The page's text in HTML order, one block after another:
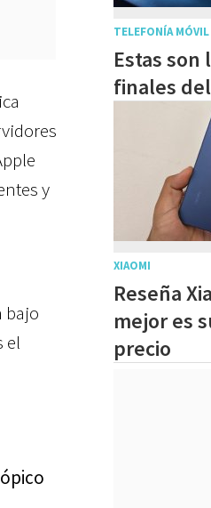
y
bajo
el
TELEFONÍA MÓVIL
Estas son
finales
XIAOMI
Reseña
mejor es
precio